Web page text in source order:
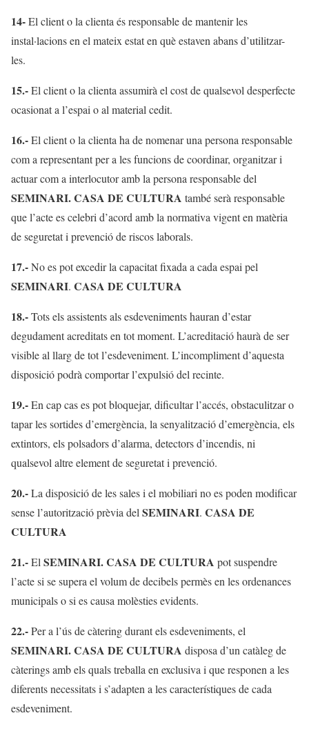
14-El client o la clienta és responsable de mantenir les
instal·lacions en el mateix estat en què estaven abans d’utilitzar-
les.
15.-El client o la clienta assumirà el cost de qualsevol desperfecte
ocasionat a l’espai o al material cedit.
16.-El client o la clienta ha de nomenar una persona responsable
com a representant per a les funcions de coordinar, organitzar i
actuar com a interlocutor amb la persona responsable del
SEMINARI. CASA DE CULTURA també serà responsable
que l’acte es celebri d’acord amb la normativa vigent en matèria
de seguretat i prevenció de riscos laborals.
17.-No es pot excedir la capacitat fixada a cada espai pel
SEMINARI. CASA DE CULTURA
18.-Tots els assistents als esdeveniments hauran d’estar
degudament acreditats en tot moment. L’acreditació haurà de ser
visible al llarg de tot l’esdeveniment. L’incompliment d’aquesta
disposició podrà comportar l’expulsió del recinte.
19.-En cap cas es pot bloquejar, dificultar l’accés, obstaculitzar o
tapar les sortides d’emergència, la senyalització d’emergència, els
extintors, els polsadors d’alarma, detectors d’incendis, ni
qualsevol altre element de seguretat i prevenció.
20.-La disposició de les sales i el mobiliari no es poden modificar
sense l’autorització prèvia del SEMINARI. CASA DE
CULTURA
21.-El SEMINARI. CASA DE CULTURA pot suspendre
l’acte si se supera el volum de decibels permès en les ordenances
municipals o si es causa molèsties evidents.
22.-Per a l’ús de càtering durant els esdeveniments, el
SEMINARI. CASA DE CULTURA disposa d’un catàleg de
càterings amb els quals treballa en exclusiva i que responen a les
diferents necessitats i s’adapten a les característiques de cada
esdeveniment.